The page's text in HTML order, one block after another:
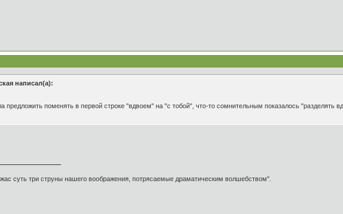
написал(а):
предложить поменять в первой строке "вдвоем" на "с тобой", что-то сомнительным показалось "разделять
суть три струны нашего воображения, потрясаемые драматическим волшебством".